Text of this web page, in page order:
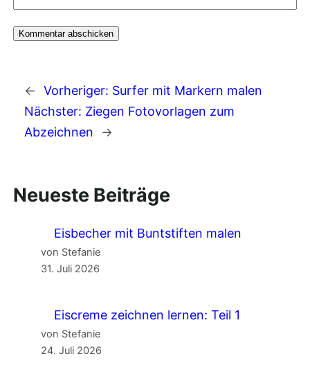
← Vorheriger: Surfer mit Markern malen
Nächster: Ziegen Fotovorlagen zum
Abzeichnen
→
Neueste Beiträge
Eisbecher mit Buntstiften malen
von Stefanie
31. Juli 2026
Eiscreme zeichnen lernen: Teil 1
von Stefanie
24. Juli 2026